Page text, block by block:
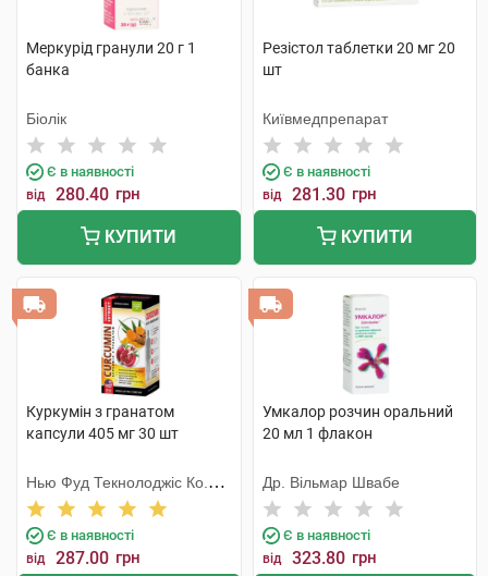
Меркурід гранули 20 г 1
банка
Біолік
Є в наявності
від 280.40 грн
КУПИТИ
Резістол таблетки 20 мг 20
шт
Київмедпрепарат
Є в наявності
від 281.30 грн
КУПИТИ
Куркумін з гранатом
капсули 405 мг 30 шт
Нью Фуд Текнолоджіс Ко.
Лтд
Є в наявності
від 287.00 грн
Умкалор розчин оральний
20 мл 1 флакон
Др. Вільмар Швабе
Є в наявності
від 323.80 грн